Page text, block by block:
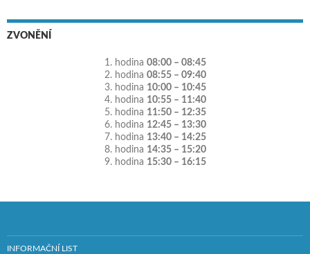
ZVONĚNÍ
1. hodina 08:00 – 08:45
2. hodina 08:55 – 09:40
3. hodina 10:00 – 10:45
4. hodina 10:55 – 11:40
5. hodina 11:50 – 12:35
6. hodina 12:45 – 13:30
7. hodina 13:40 – 14:25
8. hodina 14:35 – 15:20
9. hodina 15:30 – 16:15
INFORMAČNÍ LIST